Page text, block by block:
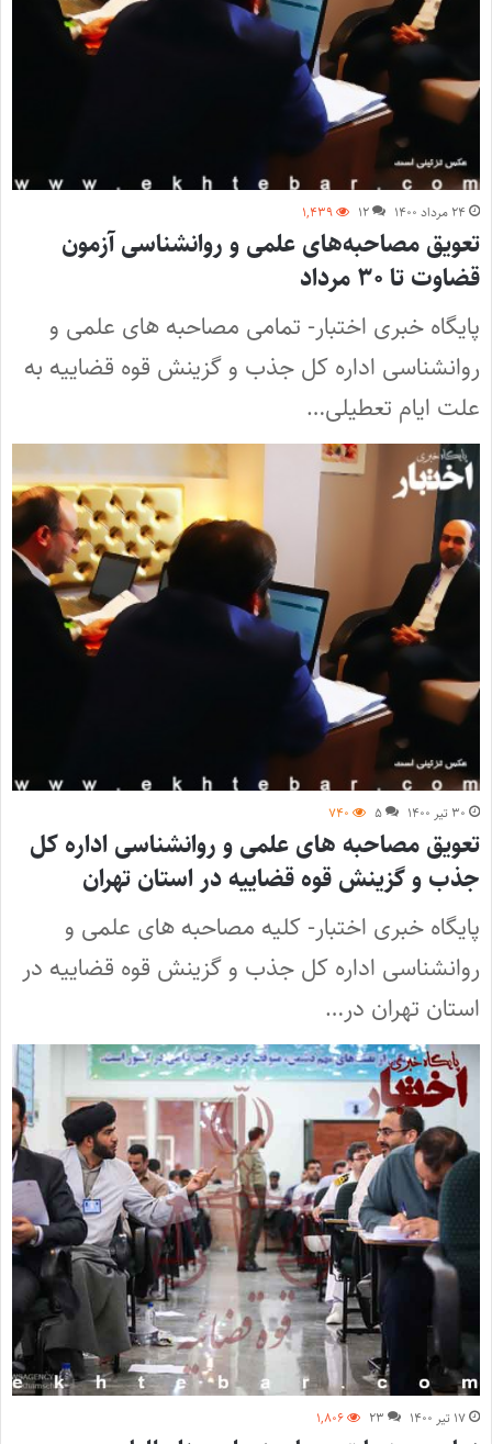
۲۴ مرداد ۱۴۰۰ ۱۲ ۱,۴۳۹
تعویق مصاحبه‌های علمی و روانشناسی آزمون
قضاوت تا ۳۰ مرداد
پایگاه خبری اختبار- تمامی مصاحبه های علمی و
روانشناسی اداره کل جذب و گزینش قوه قضاییه به
علت ایام تعطیلی…
۳۰ تیر ۱۴۰۰ ۵ ۷۴۰
تعویق مصاحبه‌ های علمی و روانشناسی اداره کل
جذب و گزینش قوه قضاییه در استان تهران
پایگاه خبری اختبار- کلیه مصاحبه های علمی و
روانشناسی اداره کل جذب و گزینش قوه قضاییه در
استان تهران در…
۱۷ تیر ۱۴۰۰ ۲۳ ۱,۸۰۶